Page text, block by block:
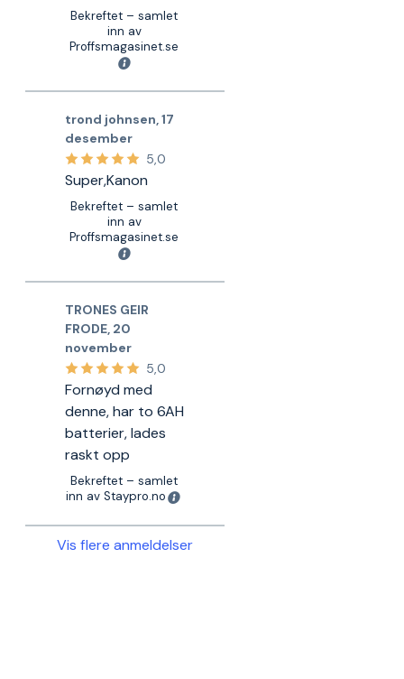
Bekreftet – samlet
inn av
Proffsmagasinet.se
trond johnsen,17
desember
5,0
Super,Kanon
Bekreftet – samlet
inn av
Proffsmagasinet.se
TRONES GEIR
FRODE, 20
november
5,0
Fornøyd med
denne, har to 6AH
batterier, lades
raskt opp
Bekreftet – samlet
inn av Staypro.no
Vis flere anmeldelser